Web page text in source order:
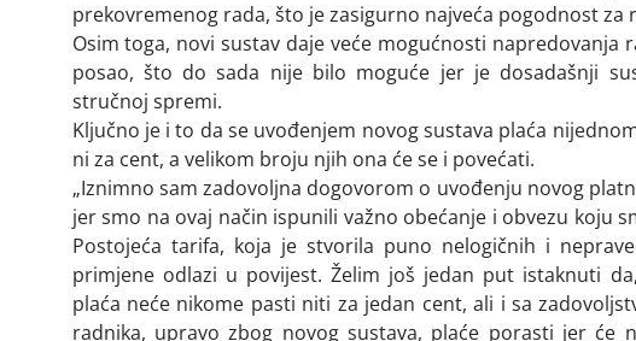
prekovremenog rada, što je zasigurno najveća pogodnost za
Osim toga, novi sustav daje veće mogućnosti napredovanja
posao, što do sada nije bilo moguće jer je dosadašnji
stručnoj spremi.
Ključno je i to da se uvođenjem novog sustava plaća
ni za cent, a velikom broju njih ona će se i povećati.
„Iznimno sam zadovoljna dogovorom o uvođenju novog
jer smo na ovaj način ispunili važno obećanje i obvezu koju
Postojeća tarifa, koja je stvorila puno nelogičnih i
primjene odlazi u povijest. Želim još jedan put istaknuti
plaća neće nikome pasti niti za jedan cent, ali i sa
radnika, upravo zbog novog sustava, plaće porasti jer će